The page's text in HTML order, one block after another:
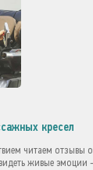
кресел
читаем отзывы
живые эмоции